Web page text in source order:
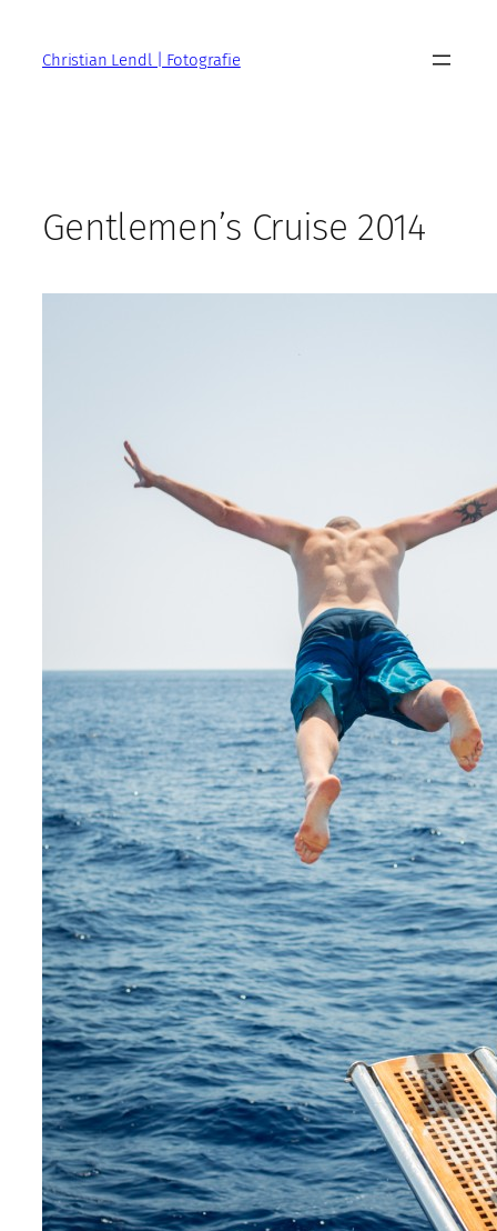
springenChristian Lendl | Fotografie
Gentlemen’s Cruise 2014